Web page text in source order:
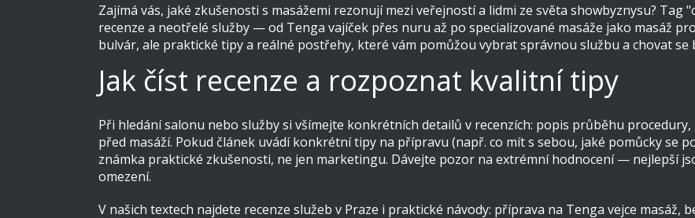
Zajímá vás, jaké zkušenosti s masážemi rezonují mezi veřejností a lidmi ze světa showbyznysu?
recenze a neotřelé služby — od Tenga vajíček přes nuru až po specializované masáže jako masáž
bulvár, ale praktické tipy a reálné postřehy, které vám pomůžou vybrat správnou službu a chovat se
Jak číst recenze a rozpoznat kvalitní tipy
Při hledání salonu nebo služby si všímejte konkrétních detailů v recenzích: popis průběhu
před masáží. Pokud článek uvádí konkrétní tipy na přípravu (např. co mít s sebou, jaké pomůcky se
známka praktické zkušenosti, ne jen marketingu. Dávejte pozor na extrémní hodnocení — nejlepší
omezení.
V našich textech najdete recenze služeb v Praze i praktické návody: příprava na Tenga vejce masáž,